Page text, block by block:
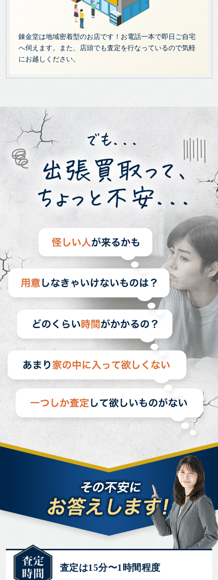
錬金堂は地域密着型のお店です！お電話一本で即日ご自宅
へ伺えます。また、店頭でも査定を行なっているので気軽
にお越しください。
査定は15分〜1時間程度